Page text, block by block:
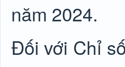
năm 2024.
Đối với Chỉ